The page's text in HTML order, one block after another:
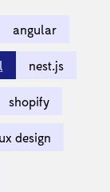
angular
nest.js
shopify
ux design